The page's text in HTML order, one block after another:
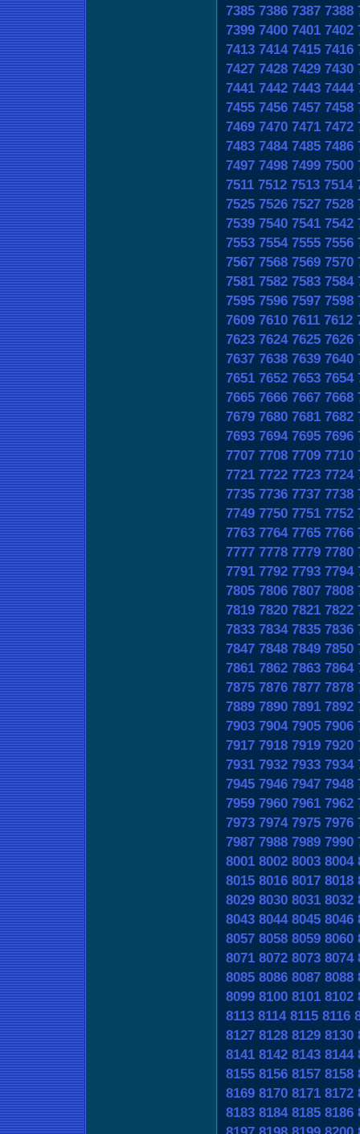
7385 7386 7387 7388
7399 7400 7401 7402
7413 7414 7415 7416
7427 7428 7429 7430
7441 7442 7443 7444
7455 7456 7457 7458
7469 7470 7471 7472
7483 7484 7485 7486
7497 7498 7499 7500
7511 7512 7513 7514
7525 7526 7527 7528
7539 7540 7541 7542
7553 7554 7555 7556
7567 7568 7569 7570
7581 7582 7583 7584
7595 7596 7597 7598
7609 7610 7611 7612
7623 7624 7625 7626
7637 7638 7639 7640
7651 7652 7653 7654
7665 7666 7667 7668
7679 7680 7681 7682
7693 7694 7695 7696
7707 7708 7709 7710
7721 7722 7723 7724
7735 7736 7737 7738
7749 7750 7751 7752
7763 7764 7765 7766
7777 7778 7779 7780
7791 7792 7793 7794
7805 7806 7807 7808
7819 7820 7821 7822
7833 7834 7835 7836
7847 7848 7849 7850
7861 7862 7863 7864
7875 7876 7877 7878
7889 7890 7891 7892
7903 7904 7905 7906
7917 7918 7919 7920
7931 7932 7933 7934
7945 7946 7947 7948
7959 7960 7961 7962
7973 7974 7975 7976
7987 7988 7989 7990
8001 8002 8003 8004
8015 8016 8017 8018
8029 8030 8031 8032
8043 8044 8045 8046
8057 8058 8059 8060
8071 8072 8073 8074
8085 8086 8087 8088
8099 8100 8101 8102
8113 8114 8115 8116
8127 8128 8129 8130
8141 8142 8143 8144
8155 8156 8157 8158
8169 8170 8171 8172
8183 8184 8185 8186